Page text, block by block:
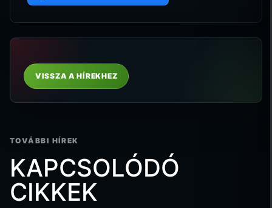
VISSZA A HÍREKHEZ
TOVÁBBI HÍREK
KAPCSOLÓDÓ
CIKKEK